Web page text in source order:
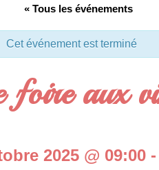
« Tous les événements
Cet événement est terminé
foire aux
2025 @ 09:00-